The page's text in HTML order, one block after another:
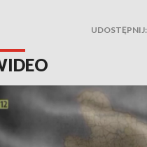
UDOSTĘPNIJ: